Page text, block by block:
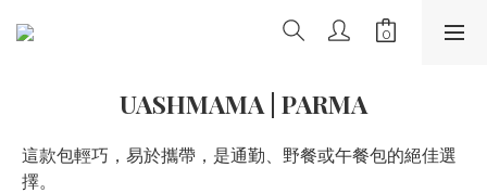
UASHMAMA | PARMA
這款包輕巧，易於攜帶，是通勤、野餐或午餐包的絕佳選
擇。